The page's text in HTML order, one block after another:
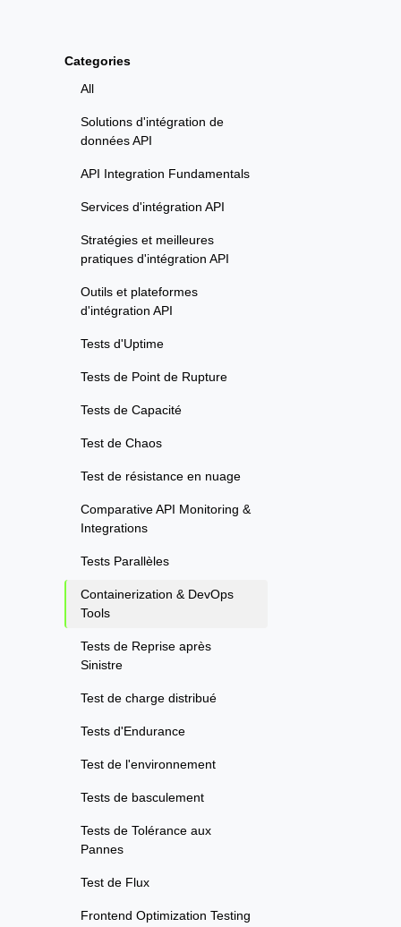
Categories
All
Solutions d'intégration de
données API
API Integration Fundamentals
Services d'intégration API
Stratégies et meilleures
pratiques d'intégration API
Outils et plateformes
d'intégration API
Tests d'Uptime
Tests de Point de Rupture
Tests de Capacité
Test de Chaos
Test de résistance en nuage
Comparative API Monitoring &
Integrations
Tests Parallèles
Containerization & DevOps
Tools
Tests de Reprise après
Sinistre
Test de charge distribué
Tests d'Endurance
Test de l'environnement
Tests de basculement
Tests de Tolérance aux
Pannes
Test de Flux
Frontend Optimization Testing